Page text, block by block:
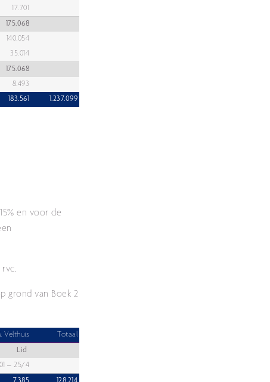
17.701
175.068
140.054
35.014
175.068
8.493
183.561 1.237.099
en voor de
grond van Boek 2
Velthuis
Totaal
Lid
– 25/4